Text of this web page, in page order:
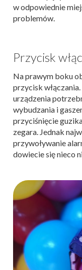
w odpowiednie
problemów.
Przycisk
Na prawym boku
przycisk
urządzenia
wybudzania i
przyciśnięcie
zegara. Jednak
przywoływanie
dowiecie się nieco